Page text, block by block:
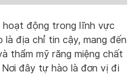
hoạt động trong lĩnh vực
là địa chỉ tin cậy, mang đến
thẩm mỹ răng miệng chất
đây tự hào là đơn vị đi